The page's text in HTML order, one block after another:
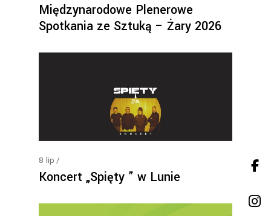
Międzynarodowe Plenerowe
Spotkania ze Sztuką – Żary 2026
8 lip
Koncert „Spięty ” w Lunie